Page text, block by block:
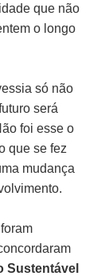
que não
o longo
só não
será
foi esse o
que se fez
mudança
Sustentável